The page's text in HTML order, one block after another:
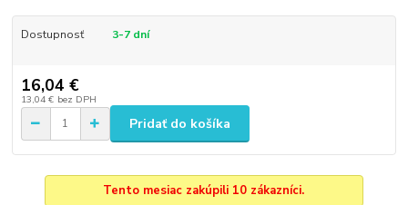
Dostupnosť 3-7 dní
16,04 €
13,04 € bez DPH
Pridať do košíka
Tento mesiac zakúpili 10 zákazníci.